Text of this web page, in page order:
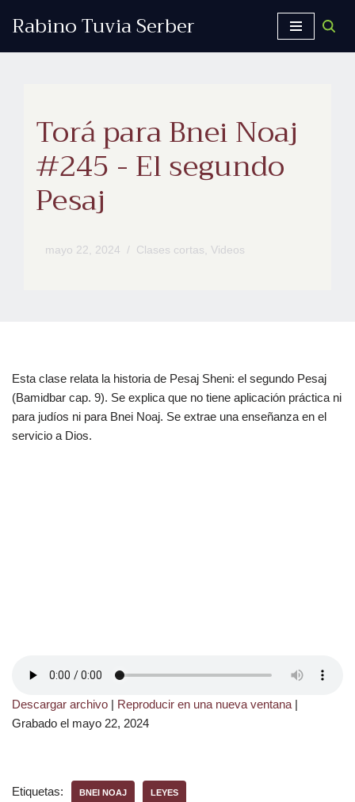
Rabino Tuvia Serber
Torá para Bnei Noaj
#245 - El segundo
Pesaj
mayo 22, 2024 Clases cortas, Videos
Esta clase relata la historia de Pesaj Sheni: el segundo Pesaj
(Bamidbar cap. 9). Se explica que no tiene aplicación práctica ni
para judíos ni para Bnei Noaj. Se extrae una enseñanza en el
servicio a Dios.
Descargar archivo | Reproducir en una nueva ventana |
Grabado el mayo 22, 2024
Etiquetas: BNEI NOAJ LEYES